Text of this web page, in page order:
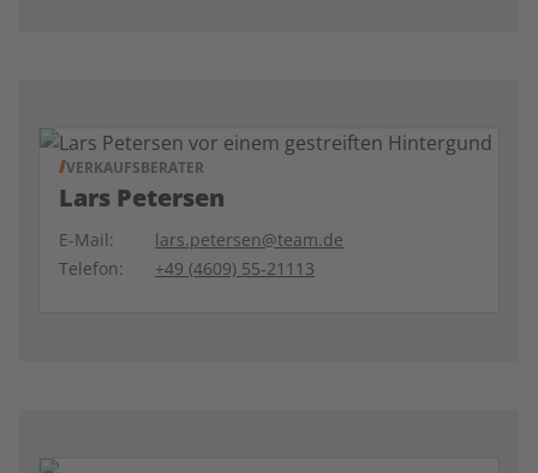
VERKAUFSBERATER
Lars Petersen
E-Mail:
lars.petersen@team.de
Telefon:
+49 (4609) 55-21113